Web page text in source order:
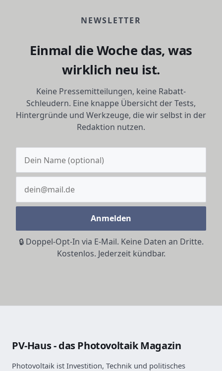
NEWSLETTER
Einmal die Woche das, was
wirklich neu ist.
Keine Pressemitteilungen, keine Rabatt-
Schleudern. Eine knappe Übersicht der Tests,
Hintergründe und Werkzeuge, die wir selbst in der
Redaktion nutzen.
Anmelden
🔒 Doppel-Opt-In via E-Mail. Keine Daten an Dritte.
Kostenlos. Jederzeit kündbar.
PV-Haus - das Photovoltaik Magazin
Photovoltaik ist Investition, Technik und politisches